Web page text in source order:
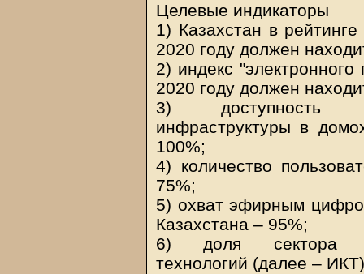
Целевые индикаторы
1) Казахстан в
2020 году должен
2) индекс
2020 году должен
3) доступность
инфраструктуры в
100%;
4) количество
75%;
5) охват эфирным
Казахстана – 95%;
6) доля сектора
технологий (далее –